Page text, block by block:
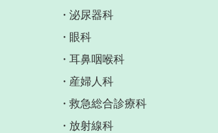
泌尿器科
眼科
耳鼻咽喉科
産婦人科
救急総合診療科
放射線科